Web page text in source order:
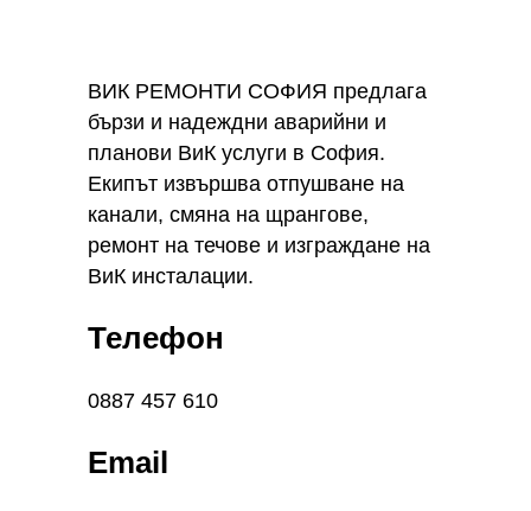
ВИК РЕМОНТИ СОФИЯ предлага
бързи и надеждни аварийни и
планови ВиК услуги в София.
Екипът извършва отпушване на
канали, смяна на щрангове,
ремонт на течове и изграждане на
ВиК инсталации.
Телефон
0887 457 610
Email